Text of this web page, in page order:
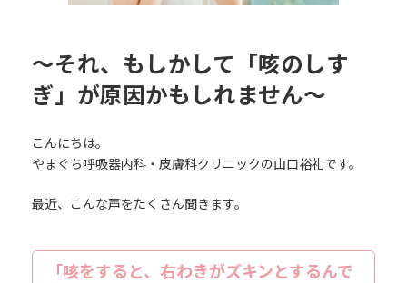
〜それ、もしかして「咳のしす
ぎ」が原因かもしれません〜
こんにちは。
やまぐち呼吸器内科・皮膚科クリニックの山口裕礼です。
最近、こんな声をたくさん聞きます。
「咳をすると、右わきがズキンとするんで